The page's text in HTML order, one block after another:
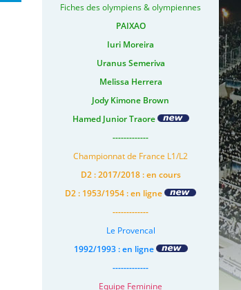
Fiches des olympiens & olympiennes
PAIXAO
Iuri Moreira
Uranus Semeriva
Melissa Herrera
Jody Kimone Brown
Hamed Junior Traore
-------------
Championnat de France L1/L2
D2 : 2017/2018 : en cours
D2 : 1953/1954 : en ligne
-------------
Le Provencal
1992/1993 : en ligne
-------------
Equipe Feminine